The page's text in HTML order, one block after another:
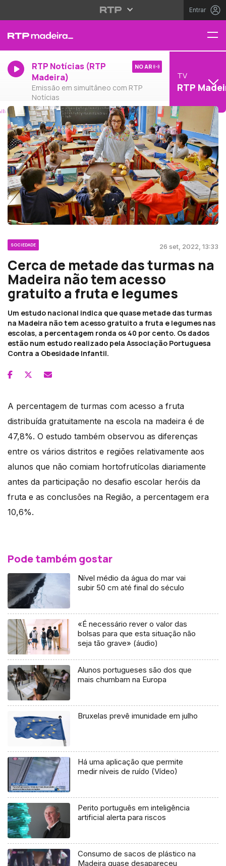
Entrar
RTP Notícias (RTP
Madeira)
Emissão em simultâneo com RTP
Notícias
NO AR
TV
RTP
SOCIEDADE 26 set, 2022, 13:33
Cerca de metade das turmas na
Madeira não tem acesso
gratuito a fruta e legumes
Um estudo nacional indica que quase metade das turmas
na Madeira não tem acesso gratuito a fruta e legumes nas
escolas, a percentagem ronda os 40 por cento. Os dados
estão num estudo realizado pela Associação Portuguesa
Contra a Obesidade Infantil.
A percentagem de turmas com acesso a fruta
distribuída gratuitamente na escola na madeira é de
47,8%. O estudo também observou as diferenças
entre os vários distritos e regiões relativamente aos
alunos que não comiam hortofrutícolas diariamente
antes da participação no desafio escolar heróis da
fruta e as conclusões na Região, a percentagem era
10,6%.
Pode também gostar
Nível médio da água do mar vai
subir 50 cm até final do século
«É necessário rever o valor das
bolsas para que esta situação não
seja tão grave» (áudio)
Alunos portugueses são dos que
mais chumbam na Europa
Bruxelas prevê imunidade em julho
Há uma aplicação que permite
medir níveis de ruído (Vídeo)
Perito português em inteligência
artificial alerta para riscos
Consumo de sacos de plástico na
Madeira quase desapareceu